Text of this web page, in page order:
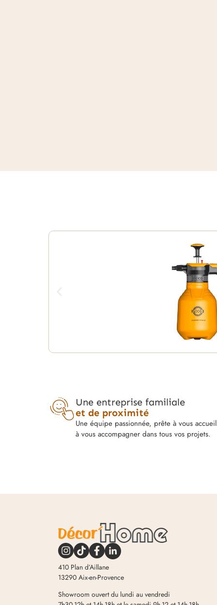
Une entreprise familiale
et de proximité
Une équipe passionnée, prête à vous
à vous accompagner dans tous vos projets.
410 Plan d’Aillane
13290 Aix-en-Provence
Showroom ouvert du lundi au vendredi